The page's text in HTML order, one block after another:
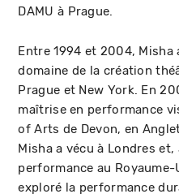
DAMU à Prague.
Entre 1994 et 2004,
domaine de la création
Prague et New York. En
maîtrise en performance
of Arts de Devon, en
Misha a vécu à Londres
performance au
exploré la performance